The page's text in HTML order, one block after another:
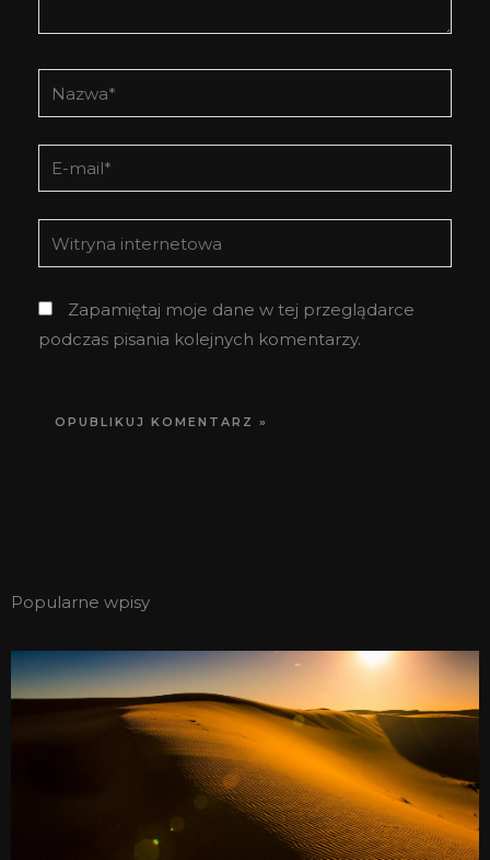
Nazwa*
E-
mail*
Witryna
internetowa
Zapamiętaj moje dane w tej przeglądarce
podczas pisania kolejnych komentarzy.
Popularne wpisy